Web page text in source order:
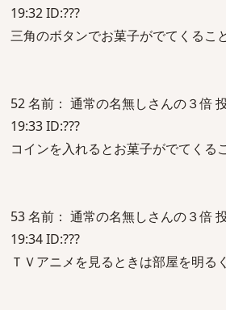
19:32 ID:???
三角のボタンでお菓子がでてくるこ
52 名前： 通常の名無しさんの３倍
19:33 ID:???
コインを入れるとお菓子がでてくる
53 名前： 通常の名無しさんの３倍
19:34 ID:???
ＴＶアニメを見るときは部屋を明る